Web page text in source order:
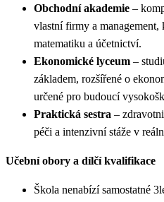
Obchodní akademie –
vlastní firmy a management,
matematiku a účetnictví.
Ekonomické lyceum –
základem, rozšířené o
určené pro budoucí
Praktická sestra –
péči a intenzivní stáže v
Učební obory a dílčí kvalifikace
Škola nenabízí samostatné